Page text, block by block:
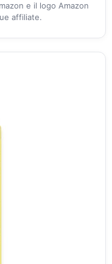
e il logo Amazon
affiliate.